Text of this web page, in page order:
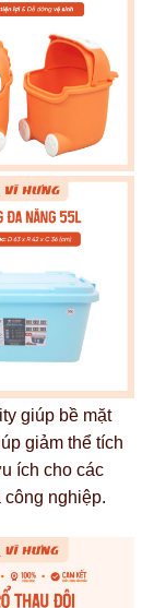
giúp bề mặt
giảm thể tích
ích cho các
nghiệp.